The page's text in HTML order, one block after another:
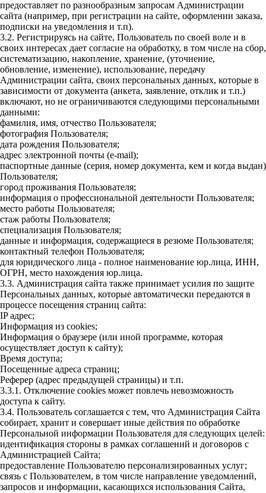
предоставляет по разнообразным запросам Администрации
сайта (например, при регистрации на сайте, оформлении заказа,
подписки на уведомления и т.п).
3.2. Регистрируясь на сайте, Пользователь по своей воле и в
своих интересах дает согласие на обработку, в том числе на сбор,
систематизацию, накопление, хранение, (уточнение,
обновление, изменение), использование, передачу
Администрации сайта, своих персональных данных, которые в
зависимости от документа (анкета, заявление, отклик и т.п.)
включают, но не ограничиваются следующими персональными
данными:
фамилия, имя, отчество Пользователя;
фотография Пользователя;
дата рождения Пользователя;
адрес электронной почты (e-mail);
паспортные данные (серия, номер документа, кем и когда выдан)
Пользователя;
город проживания Пользователя;
информация о профессиональной деятельности Пользователя;
место работы Пользователя;
стаж работы Пользователя;
специализация Пользователя;
данные и информация, содержащиеся в резюме Пользователя;
контактный телефон Пользователя;
для юридического лица - полное наименование юр.лица, ИНН,
ОГРН, место нахождения юр.лица.
3.3. Администрация сайта также принимает усилия по защите
Персональных данных, которые автоматически передаются в
процессе посещения страниц сайта:
IP адрес;
Информация из cookies;
Информация о браузере (или иной программе, которая
осуществляет доступ к сайту);
Время доступа;
Посещенные адреса страниц;
Реферер (адрес предыдущей страницы) и т.п.
3.3.1. Отключение cookies может повлечь невозможность
доступа к сайту.
3.4. Пользователь соглашается с тем, что Администрация Сайта
собирает, хранит и совершает иные действия по обработке
Персональной информации Пользователя для следующих целей:
идентификация стороны в рамках соглашений и договоров с
Администрацией Сайта;
предоставление Пользователю персонализированных услуг;
связь с Пользователем, в том числе направление уведомлений,
запросов и информации, касающихся использования Сайта,